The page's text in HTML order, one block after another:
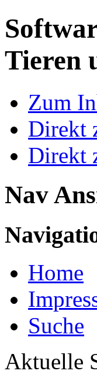
Tieren
Zum
Direkt
Direkt
Nav
Home
Suche
Aktuelle